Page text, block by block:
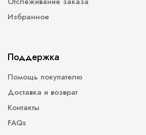
Избранное
Поддержка
Помощь покупателю
Доставка и возврат
Контакты
FAQs